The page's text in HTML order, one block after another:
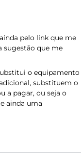
pelo link que me
sugestão que me
o equipamento
substituem o
a pagar, ou seja o
ainda uma